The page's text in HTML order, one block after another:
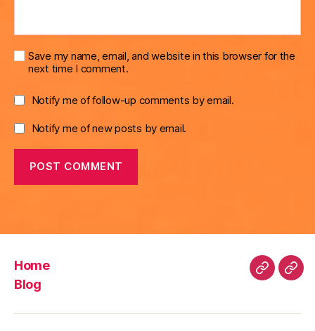
Save my name, email, and website in this browser for the
next time I comment.
Notify me of follow-up comments by email.
Notify me of new posts by email.
Home
Blog
Home